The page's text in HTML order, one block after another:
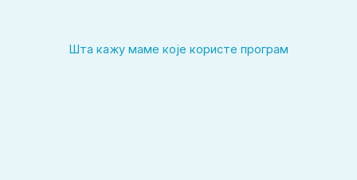
Шта кажу маме које користе програм